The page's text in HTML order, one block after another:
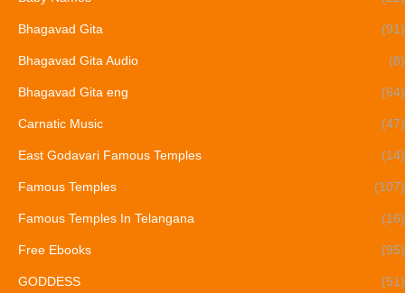
Bhagavad Gita (91)
Bhagavad Gita Audio (8)
Bhagavad Gita eng (64)
Carnatic Music (47)
East Godavari Famous Temples (14)
Famous Temples (107)
Famous Temples In Telangana (16)
Free Ebooks (95)
GODDESS (51)